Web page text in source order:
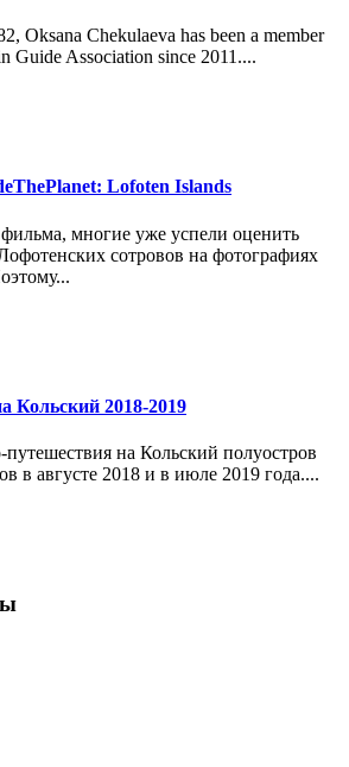
Oksana Chekulaeva has been a member
Guide Association since 2011....
Lofoten Islands
многие уже успели оценить
сотровов на фотографиях
Кольский 2018-2019
на Кольский полуостров
в августе 2018 и в июле 2019 года....